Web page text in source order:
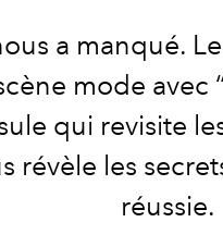
a manqué.
mode avec
qui revisite
révèle les
réussie.